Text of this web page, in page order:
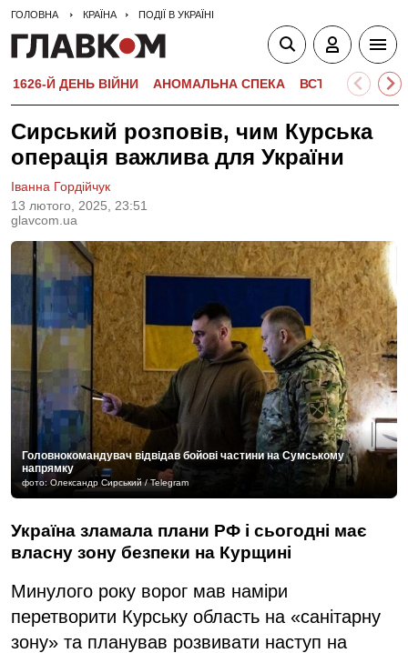
ГОЛОВНА КРАЇНА ПОДІЇ В УКРАЇНІ
1626-Й ДЕНЬ ВІЙНИ АНОМАЛЬНА СПЕКА ВСТУПНА
Сирський розповів, чим Курська
операція важлива для України
13 лютого, 2025, 23:51
glavcom.ua
Іванна Гордійчук
Головнокомандувач відвідав бойові частини на Сумському
напрямку
фото: Олександр Сирський / Telegram
Україна зламала плани РФ і сьогодні має
власну зону безпеки на Курщині
Минулого року ворог мав наміри
перетворити Курську область на «санітарну
зону» та планував розвивати наступ на